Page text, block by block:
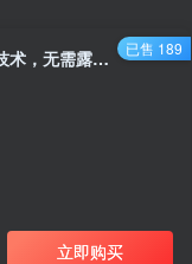
快手游戏半无人直播挂小铃铛，亲测最新防封技术，无需露脸无需说话，小白轻松日入4000+
立即购买
已售 189